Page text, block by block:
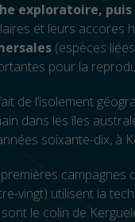
exploratoire,
et leurs accores
(espèces
pour la
de l’isolement
dans les îles
soixante-dix, à
campagnes
vingt) utilisent la
le colin de